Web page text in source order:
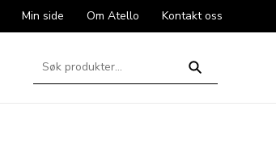
Min side Om Atello Kontakt oss
Søk